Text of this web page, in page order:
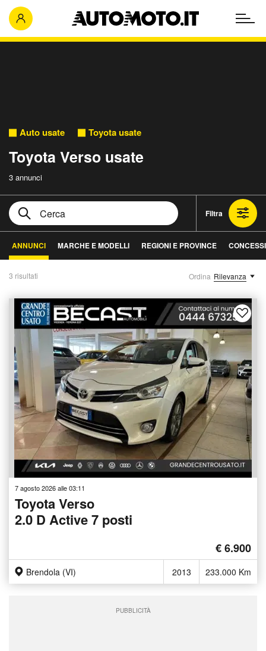
Auto usate Toyota usate
Toyota Verso usate
3 annunci
Filtra
ANNUNCI MARCHE E MODELLI REGIONI E PROVINCE
3 risultati Ordina Rilevanza
7 agosto 2026 alle 03:11
Toyota Verso
2.0 D Active 7 posti
€ 6.900
Brendola (VI) 2013 233.000 Km
PUBBLICITÀ